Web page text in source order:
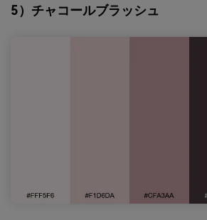
5）チャコールブラッシュ